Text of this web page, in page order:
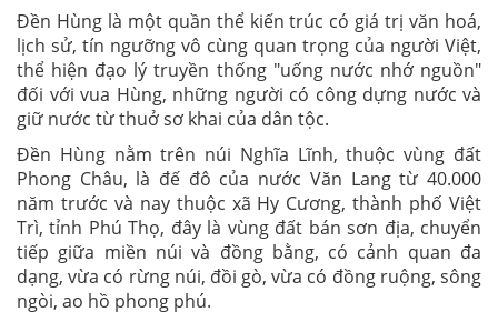
Đền Hùng là một quần thể kiến trúc có giá trị văn hoá,
lịch sử, tín ngưỡng vô cùng quan trọng của người Việt,
thể hiện đạo lý truyền thống "uống nước nhớ nguồn"
đối với vua Hùng, những người có công dựng nước và
giữ nước từ thuở sơ khai của dân tộc.
Đền Hùng nằm trên núi Nghĩa Lĩnh, thuộc vùng đất
Phong Châu, là đế đô của nước Văn Lang từ 40.000
năm trước và nay thuộc xã Hy Cương, thành phố Việt
Trì, tỉnh Phú Thọ, đây là vùng đất bán sơn địa, chuyển
tiếp giữa miền núi và đồng bằng, có cảnh quan đa
dạng, vừa có rừng núi, đồi gò, vừa có đồng ruộng, sông
ngòi, ao hồ phong phú.